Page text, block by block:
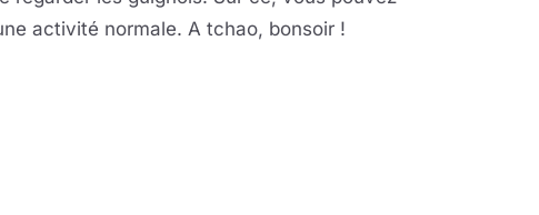
activité normale. A tchao, bonsoir !